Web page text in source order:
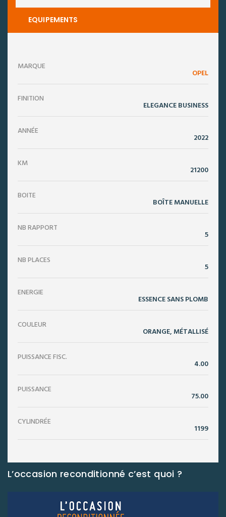
EQUIPEMENTS
MARQUE
OPEL
FINITION
ELEGANCE BUSINESS
ANNÉE
2022
KM
21200
BOITE
BOÎTE MANUELLE
NB RAPPORT
5
NB PLACES
5
ENERGIE
ESSENCE SANS PLOMB
COULEUR
ORANGE, MÉTALLISÉ
PUISSANCE FISC.
4.00
PUISSANCE
75.00
CYLINDRÉE
1199
L’occasion reconditionné c’est quoi ?